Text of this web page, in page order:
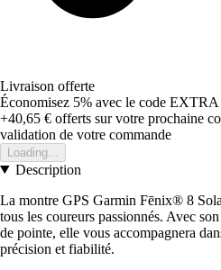
Livraison offerte
Économisez 5% avec le code EXTRA
+40,65 € offerts sur votre prochaine
validation de votre commande
Loading...
Description
La montre GPS Garmin Fēnix® 8
tous les coureurs passionnés. Avec
de pointe, elle vous accompagnera
précision et fiabilité.